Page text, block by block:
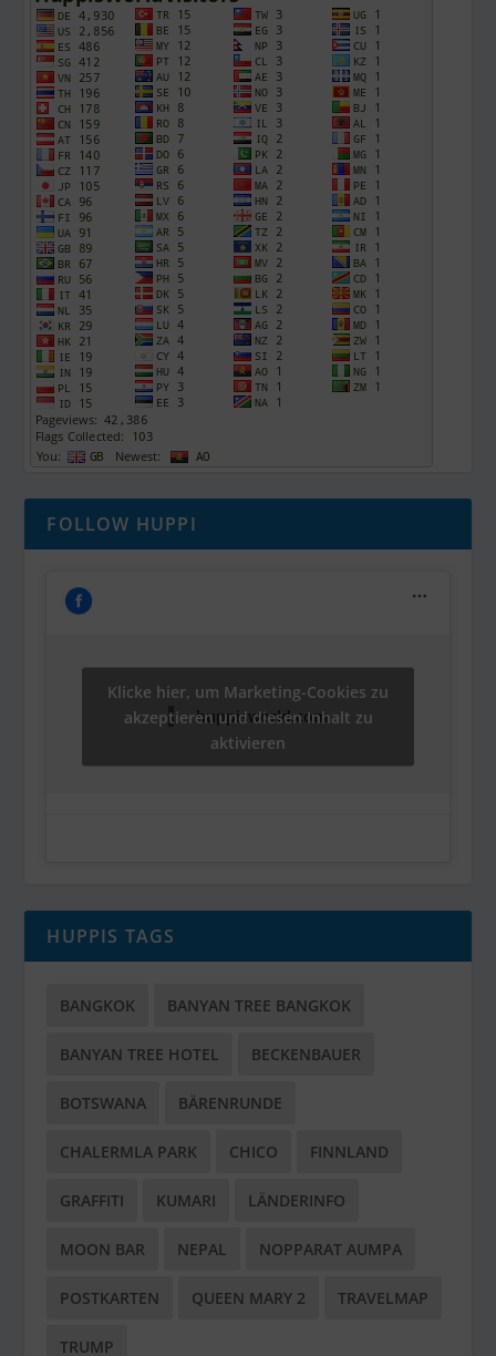
FOLLOW HUPPI
huppisworld.com
Klicke hier, um Marketing-Cookies zu
akzeptieren und diesen Inhalt zu
aktivieren
HUPPIS TAGS
BANGKOK BANYAN TREE BANGKOK
BANYAN TREE HOTEL BECKENBAUER
BOTSWANA BÄRENRUNDE
CHALERMLA PARK CHICO FINNLAND
GRAFFITI KUMARI LÄNDERINFO
MOON BAR NEPAL NOPPARAT AUMPA
POSTKARTEN QUEEN MARY 2 TRAVELMAP
TRUMP